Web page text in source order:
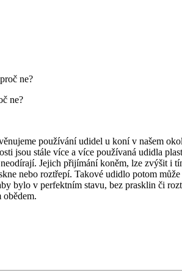
ne?
používání udidel u koní v našem
jsou stále více a více používaná udidla
Jejich přijímání koněm, lze zvýšit i
nebo roztřepí. Takové udidlo potom
bylo v perfektním stavu, bez prasklin či
obědem.